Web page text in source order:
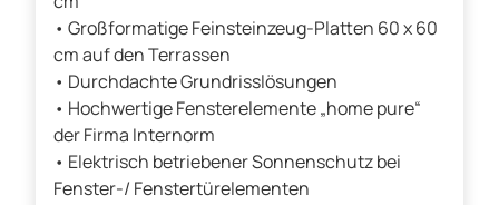
• Großformatige Feinsteinzeug-Platten 60 x 60
cm auf den Terrassen
• Durchdachte Grundrisslösungen
• Hochwertige Fensterelemente „home pure“
der Firma Internorm
• Elektrisch betriebener Sonnenschutz bei
Fenster-/ Fenstertürelementen